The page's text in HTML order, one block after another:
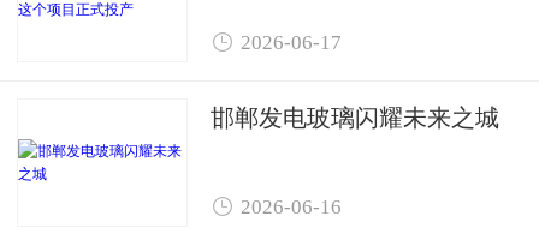
 2026-06-17
邯郸发电玻璃闪耀未来之城
 2026-06-16